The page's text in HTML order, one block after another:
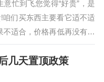
此时我们不是作者与读
交换的伙伴。开始前，
“伙伴守则”：1、没有
意忙到飞您觉得“好贵”，是
!咱们买东西主要看它适不适
不适合，价格再低再没有用
一样东西，都是因为喜
为便宜。就像结婚，是因为
为凑合。我不推销，只是
几天置顶政策